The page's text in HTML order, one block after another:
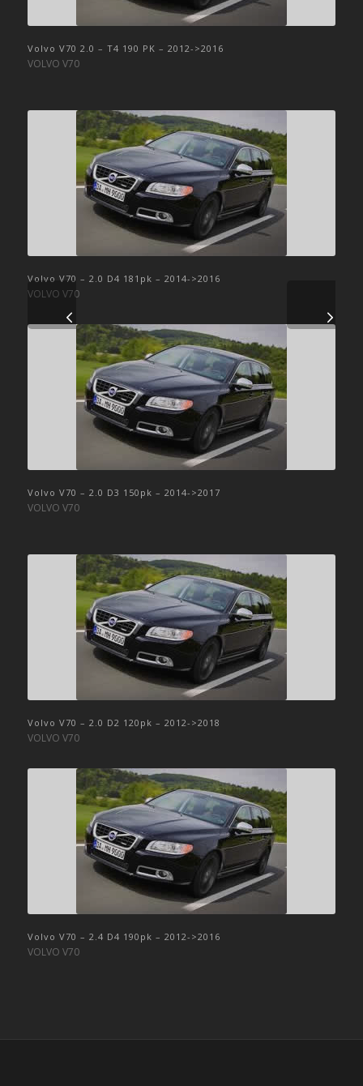
Volvo V70 2.0 – T4 190 PK – 2012->2016
VOLVO V70
Volvo V70 – 2.0 D4 181pk – 2014->2016
VOLVO V70
Volvo V70 – 2.0 D3 150pk – 2014->2017
VOLVO V70
Volvo V70 – 2.0 D2 120pk – 2012->2018
VOLVO V70
Volvo V70 – 2.4 D4 190pk – 2012->2016
VOLVO V70